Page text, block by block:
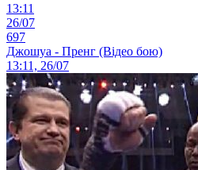
13:11
26/07
697
Джошуа - Пренг (Відео бою)
13:11, 26/07